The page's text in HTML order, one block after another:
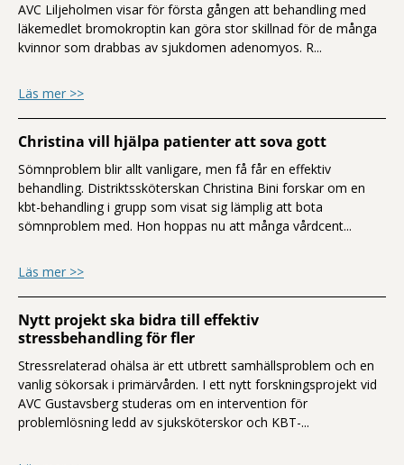
AVC Liljeholmen visar för första gången att behandling med
läkemedlet bromokroptin kan göra stor skillnad för de många
kvinnor som drabbas av sjukdomen adenomyos. R...
Läs mer >>om Nya fynd ger hopp om svårupptäckt
Christina vill hjälpa patienter att sova gott
Sömnproblem blir allt vanligare, men få får en effektiv
behandling. Distriktssköterskan Christina Bini forskar om en
kbt-behandling i grupp som visat sig lämplig att bota
sömnproblem med. Hon hoppas nu att många vårdcent...
Läs mer >>om Christina vill hjälpa patienter att
Nytt projekt ska bidra till effektiv
stressbehandling för fler
Stressrelaterad ohälsa är ett utbrett samhällsproblem och en
vanlig sökorsak i primärvården. I ett nytt forskningsprojekt vid
AVC Gustavsberg studeras om en intervention för
problemlösning ledd av sjuksköterskor och KBT-...